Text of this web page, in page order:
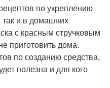
по укреплению
так и в домашних
с красным стручковым
приготовить дома.
по созданию средства,
полезна и для кого